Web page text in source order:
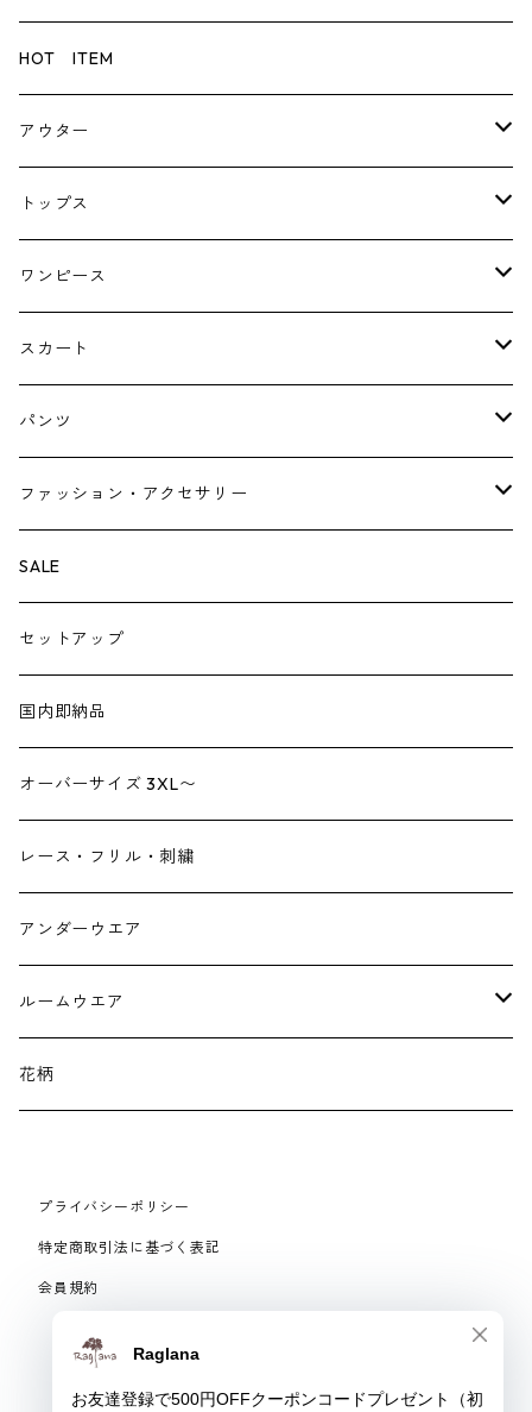
HOT ITEM
アウター
コート
ジャケット
トップス
ブラウス・シャツ
Tシャツ・スウェット・パーカー
ニット・カーディガン
ベスト・ジレ
ワンピース
キャミソールワンピース
ジャンパースカート
スカート
ペチスカート
パンツ
レギンス
ペチパンツ
サロペット
ジャンプスーツ
デニム
ファッション・アクセサリー
バック
トートバック
ショルダーバック
シューズ
ブーツ
パンプス
帽子
ヘアーアクセサリー
ストール
つけ襟
イヤリング・ピアス
ネックレス・ブローチ
手袋、ハンドカバー
スマートフォンケース、バッグ
SALE
セットアップ
国内即納品
オーバーサイズ 3XL〜
レース・フリル・刺繍
アンダーウエア
ルームウエア
パジャマ
花柄
プライバシーポリシー
特定商取引法に基づく表記
会員規約